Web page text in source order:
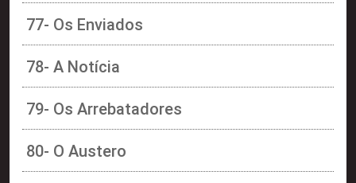
77- Os Enviados
78- A Notícia
79- Os Arrebatadores
80- O Austero